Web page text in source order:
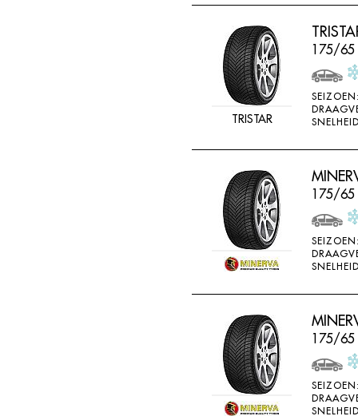
TRISTAR
175/65
175/65
175/65